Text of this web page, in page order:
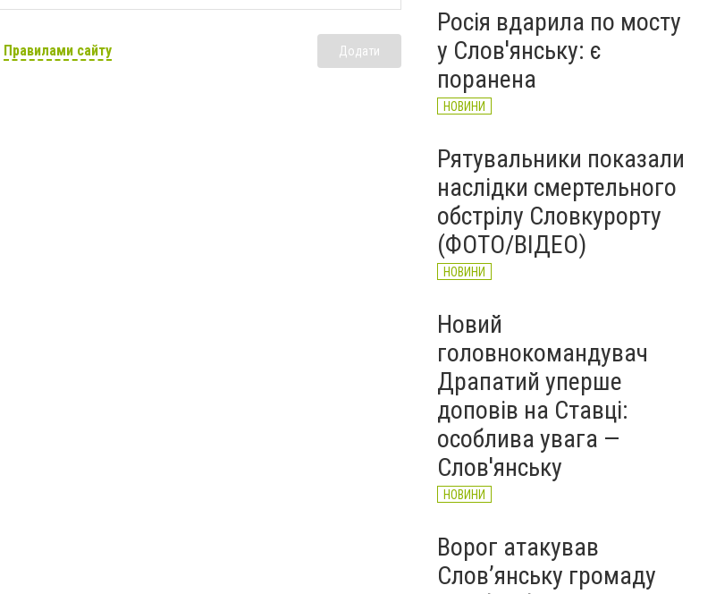
Правилами сайту Додати
водопостачання: що
сталося
Росія вдарила по мосту
у Слов'янську: є
поранена
НОВИНИ
Рятувальники показали
наслідки смертельного
обстрілу Словкурорту
(ФОТО/ВІДЕО)
НОВИНИ
Новий
головнокомандувач
Драпатий уперше
доповів на Ставці:
особлива увага —
Слов'янську
НОВИНИ
Ворог атакував
Слов’янську громаду